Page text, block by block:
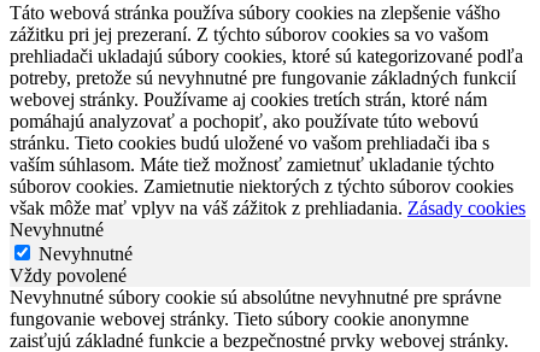
Táto webová stránka používa súbory cookies na zlepšenie vášho
zážitku pri jej prezeraní. Z týchto súborov cookies sa vo vašom
prehliadači ukladajú súbory cookies, ktoré sú kategorizované podľa
potreby, pretože sú nevyhnutné pre fungovanie základných funkcií
webovej stránky. Používame aj cookies tretích strán, ktoré nám
pomáhajú analyzovať a pochopiť, ako používate túto webovú
stránku. Tieto cookies budú uložené vo vašom prehliadači iba s
vaším súhlasom. Máte tiež možnosť zamietnuť ukladanie týchto
súborov cookies. Zamietnutie niektorých z týchto súborov cookies
však môže mať vplyv na váš zážitok z prehliadania. Zásady cookies
Nevyhnutné
Nevyhnutné
Vždy povolené
Nevyhnutné súbory cookie sú absolútne nevyhnutné pre správne
fungovanie webovej stránky. Tieto súbory cookie anonymne
zaisťujú základné funkcie a bezpečnostné prvky webovej stránky.